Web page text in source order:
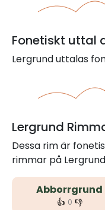
Fonetiskt uttal
Lergrund uttalas
Lergrund
Dessa rim är
rimmar på Lergrund
Abborrgrund
👍 0 👎